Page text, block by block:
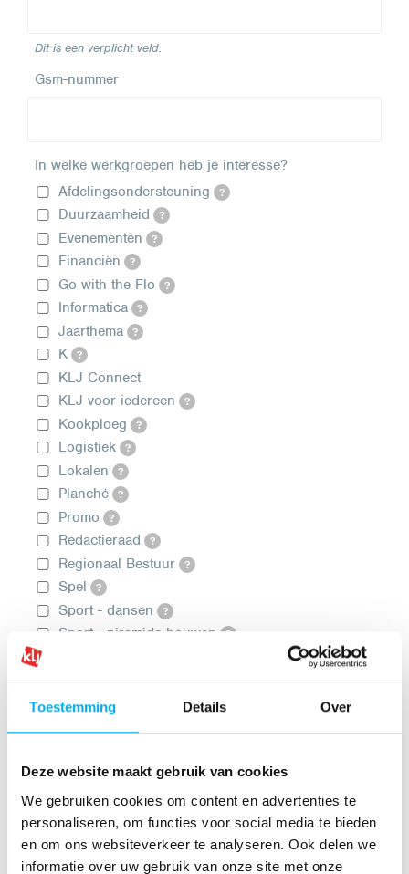
Toestemming Details Over
Deze website maakt gebruik van cookies
We gebruiken cookies om content en advertenties te
personaliseren, om functies voor social media te bieden
en om ons websiteverkeer te analyseren. Ook delen we
informatie over uw gebruik van onze site met onze
Dit is een verplicht veld.
Gsm-nummer
In welke werkgroepen heb je interesse?
Afdelingsondersteuning
?
Duurzaamheid ?
Evenementen ?
Financiën ?
Go with the Flo ?
Informatica ?
Jaarthema ?
K ?
KLJ Connect
KLJ voor iedereen
?
Kookploeg ?
Logistiek ?
Lokalen ?
Planché ?
Promo ?
Redactieraad ?
Regionaal Bestuur ?
Spel ?
Sport - dansen ?
Sport - piramide bouwen ?
Sport - vendelen ?
Sport - wimpelen
In welke regio('s) wil je vrijwilliger zijn?
Nationaal
Antwerpen
Limburg